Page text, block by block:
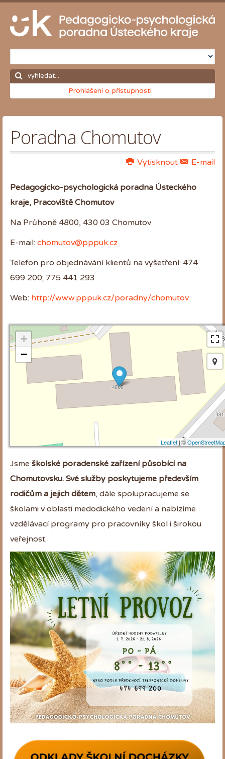
Prohlášení o přístupnosti
Poradna Chomutov
E-mail
Vytisknout
Pedagogicko-psychologická poradna Ústeckého
kraje, Pracoviště Chomutov
Na Průhoně 4800, 430 03 Chomutov
E-mail: chomutov@pppuk.cz
Telefon pro objednávání klientů na vyšetření: 474
699 200; 775 441 293
Web: http://www.pppuk.cz/poradny/chomutov
+
−
Leaflet| ©
Jsme školské poradenské zařízení působící na
Chomutovsku. Své služby poskytujeme především
rodičům a jejich dětem, dále spolupracujeme se
školami v oblasti medodického vedení a nabízíme
vzdělávací programy pro pracovníky škol i širokou
veřejnost.